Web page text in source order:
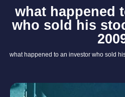
what happened
who sold his
what happened to an investor who sold